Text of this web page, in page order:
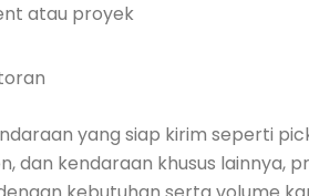
atau proyek
yang siap kirim seperti
dan kendaraan khusus lainnya,